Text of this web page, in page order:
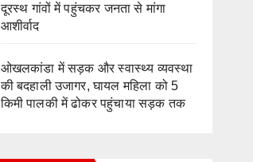
दूरस्थ गांवों में पहुंचकर जनता से मांगा
आशीर्वाद
ओखलकांडा में सड़क और स्वास्थ्य व्यवस्था
की बदहाली उजागर, घायल महिला को 5
किमी पालकी में ढोकर पहुंचाया सड़क तक